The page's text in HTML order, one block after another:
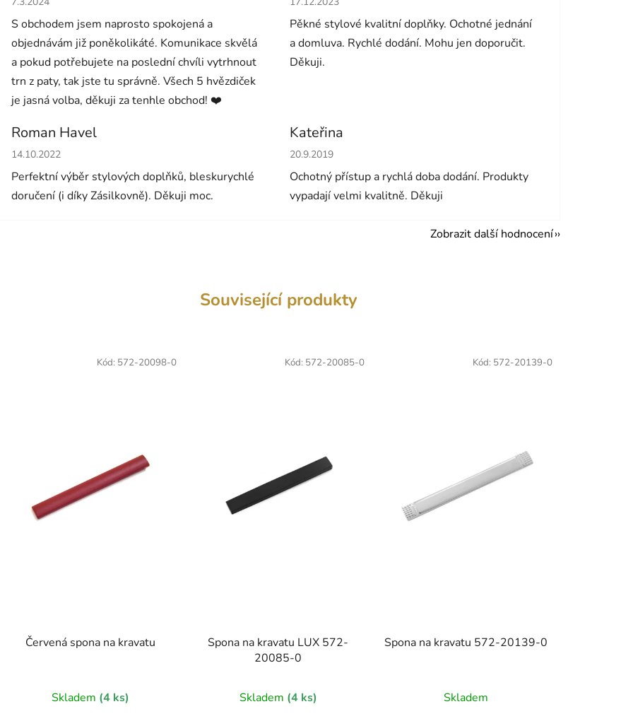
S obchodem jsem naprosto spokojená a
objednávám již poněkolikáté. Komunikace skvělá
a pokud potřebujete na poslední chvíli vytrhnout
trn z paty, tak jste tu správně. Všech 5 hvězdiček
je jasná volba, děkuji za tenhle obchod! ❤️
Pěkné stylové kvalitní doplňky. Ochotné jednání
a domluva. Rychlé dodání. Mohu jen doporučit.
Děkuji.
Roman Havel
Hodnocení obchodu je 5 z 5 hvězdiček.
14.10.2022
Perfektní výběr stylových doplňků, bleskurychlé
doručení (i díky Zásilkovně). Děkuji moc.
Kateřina
Hodnocení obchodu je 5 z 5 hvězdiček.
20.9.2019
Ochotný přístup a rychlá doba dodání. Produkty
vypadají velmi kvalitně. Děkuji
Zobrazit další hodnocení
Související produkty
Červená spona na kravatu
Skladem (4 ks)
Kód: 572-20098-0
Spona na kravatu LUX 572-
20085-0
Skladem (4 ks)
Kód: 572-20085-0
Spona na kravatu 572-20139-0
Skladem
Kód: 572-20139-0